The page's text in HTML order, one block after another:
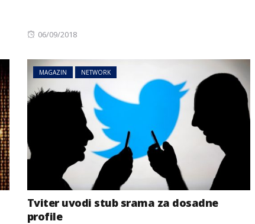
Posted
06/09/2018
MAGAZIN NETWORK
Tviter uvodi stub srama za dosadne
profile